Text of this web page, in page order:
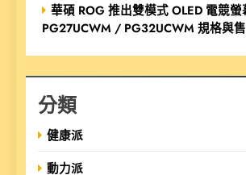
華碩 ROG 推出雙模式 OLED 電競螢
PG27UCWM / PG32UCWM 規格與
分類
健康派
動力派